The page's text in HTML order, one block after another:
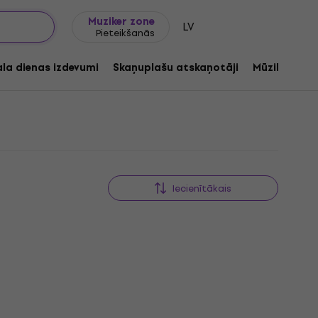
Muziker zone
Pieteikšanās LV
dienas izdevumi Skaņuplašu atskaņotāji Mūzikas
Iecienītākais